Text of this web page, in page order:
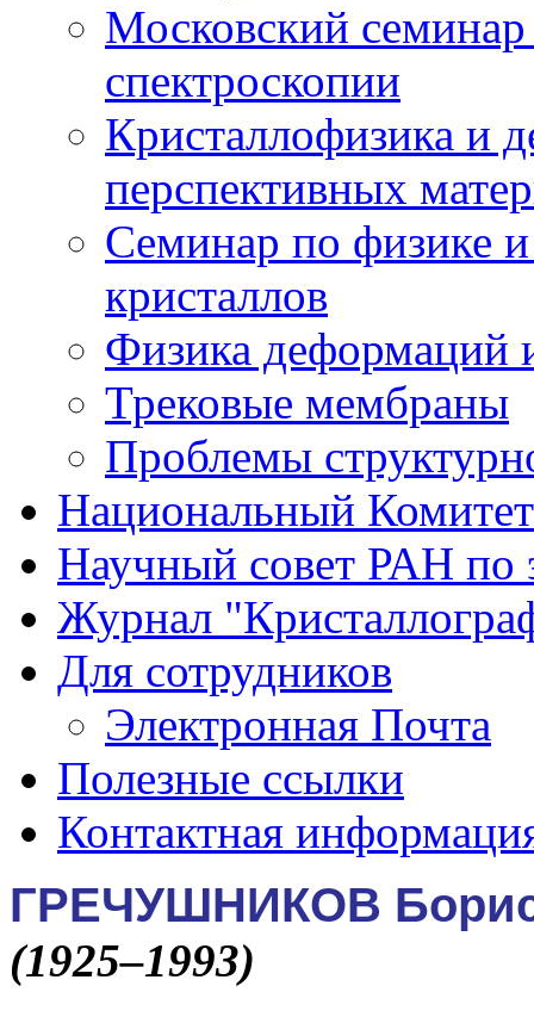
Московский
спектроскопии
Кристаллофизика и
перспективных
Семинар по физике
кристаллов
Физика деформаций
Трековые мембраны
Проблемы
Национальный
Научный совет РАН по
Журнал
Для сотрудников
Электронная Почта
Полезные ссылки
Контактная
ГРЕЧУШНИКОВ
(1925–1993)